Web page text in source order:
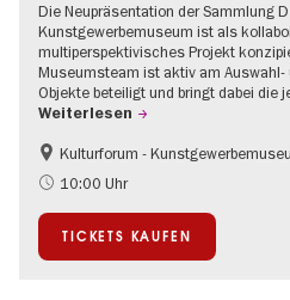
Die Neupräsentation der Sammlung
Kunstgewerbemuseum ist als
multiperspektivisches Projekt
Museumsteam ist aktiv am
Objekte beteiligt und bringt dabei die
Weiterlesen
Mode und Design
Kulturforum -
10:00 Uhr
TICKETS KAUFEN